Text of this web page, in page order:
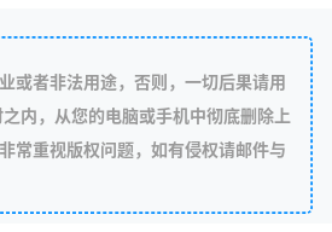
或者非法用途，否则，一切后果请用
内，从您的电脑或手机中彻底删除上
常重视版权问题，如有侵权请邮件与